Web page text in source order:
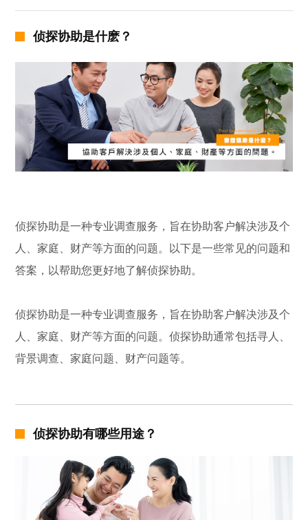
侦探协助是什麽？
侦探协助是一种专业调查服务，旨在协助客户解决涉及个
人、家庭、财产等方面的问题。以下是一些常见的问题和
答案，以帮助您更好地了解侦探协助。
侦探协助是一种专业调查服务，旨在协助客户解决涉及个
人、家庭、财产等方面的问题。侦探协助通常包括寻人、
背景调查、家庭问题、财产问题等。
侦探协助有哪些用途？